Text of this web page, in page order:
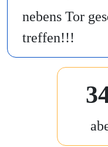
nebens Tor
treffen!!!